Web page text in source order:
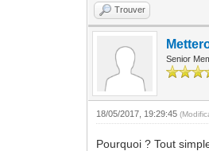
Trouver
Senior
18/05/2017, 19:29:45
Pourquoi ? Tout